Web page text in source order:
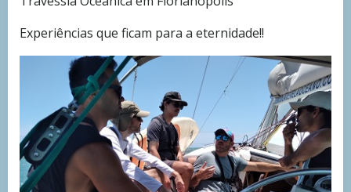
Experiências que ficam para a eternidade!!